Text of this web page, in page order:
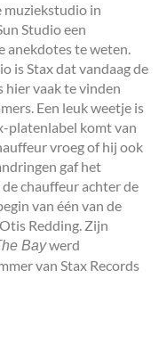
muziekstudio in
Studio een
anekdotes te weten.
is Stax dat vandaag de
hier vaak te vinden
Een leuk weetje is
platenlabel komt van
vroeg of hij ook
gaf het
chauffeur achter de
van één van de
Redding. Zijn
Baywerd
van Stax Records